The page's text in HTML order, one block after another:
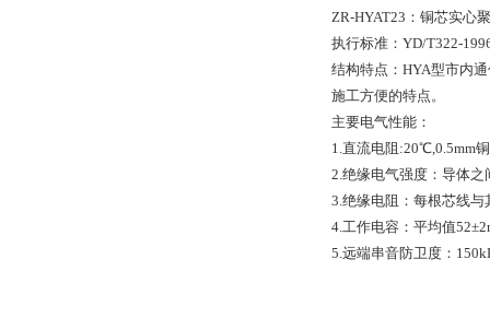
ZR-HYAT23：铜芯实心
执行标准：YD/T322-
结构特点：HYA型市内
施工方便的特点。
主要电气性能：
1.直流电阻:20℃,0.5mm
2.绝缘电气强度：导体
3.绝缘电阻：每根芯线
4.工作电容：平均值
5.远端串音防卫度：